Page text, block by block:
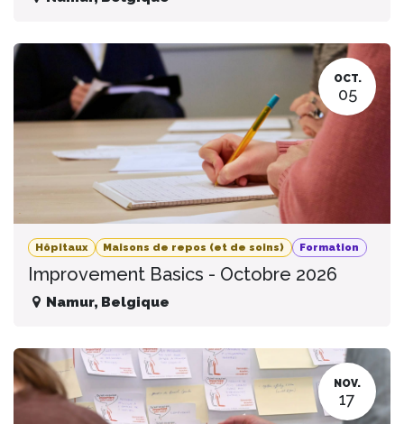
OCT.
05
Hôpitaux Maisons de repos (et de soins) Formation
Improvement Basics - Octobre 2026
Namur, Belgique
NOV.
17